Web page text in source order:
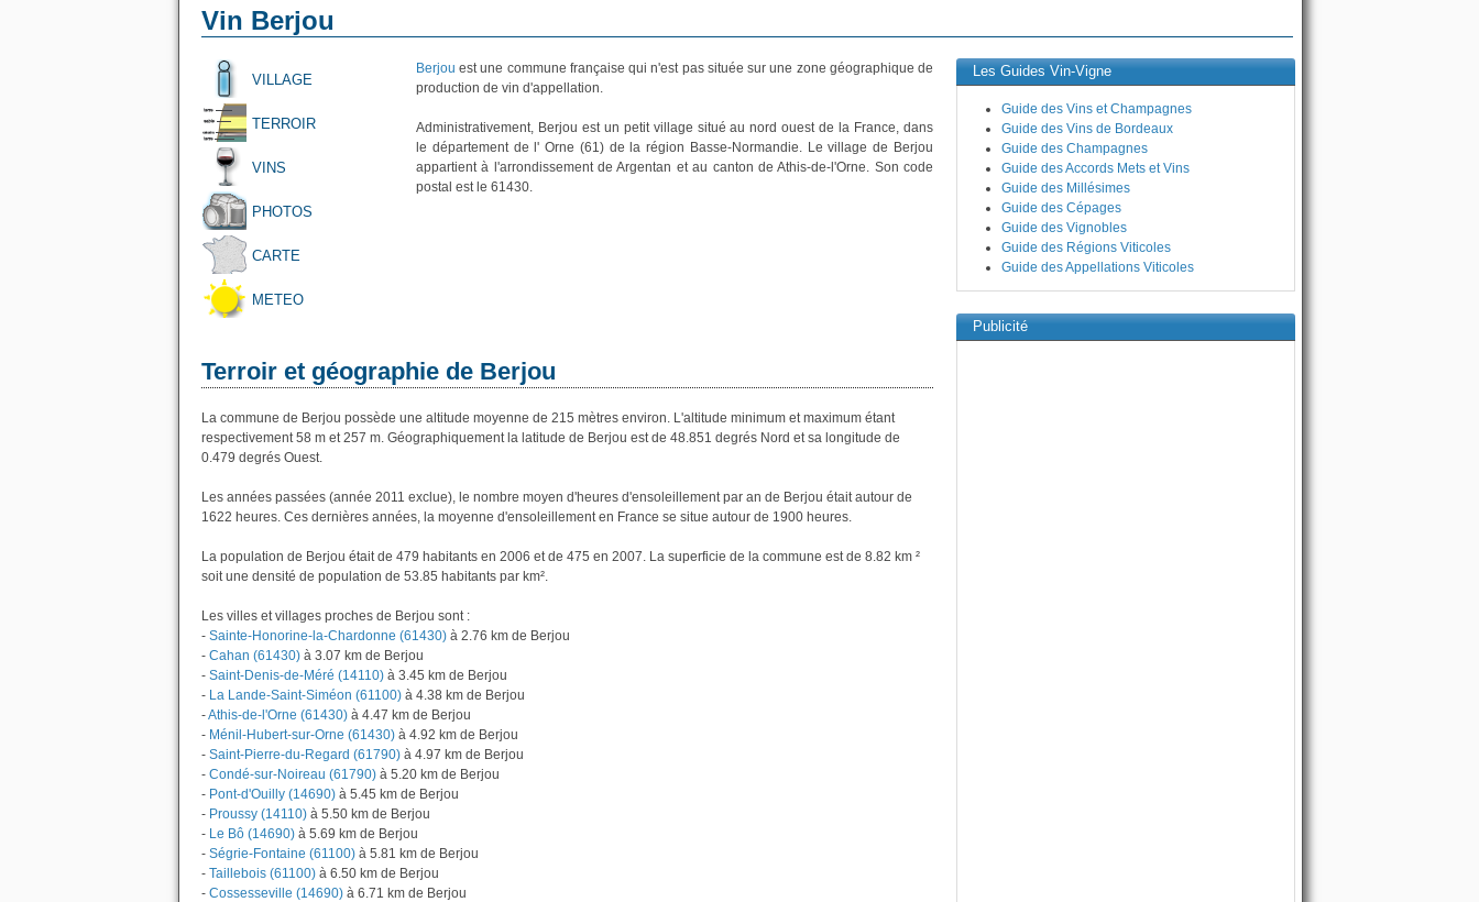
Vin Berjou
VILLAGE
TERROIR
VINS
PHOTOS
CARTE
METEO
Berjou est une commune française qui n'est pas située sur une zone géographique de
production de vin d'appellation.
Administrativement, Berjou est un petit village situé au nord ouest de la France, dans
le département de l' Orne (61) de la région Basse-Normandie. Le village de Berjou
appartient à l'arrondissement de Argentan et au canton de Athis-de-l'Orne. Son code
postal est le 61430.
Terroir et géographie de Berjou
La commune de Berjou possède une altitude moyenne de 215 mètres environ. L'altitude minimum et maximum étant
respectivement 58 m et 257 m. Géographiquement la latitude de Berjou est de 48.851 degrés Nord et sa longitude de
0.479 degrés Ouest.
Les années passées (année 2011 exclue), le nombre moyen d'heures d'ensoleillement par an de Berjou était autour de
1622 heures. Ces dernières années, la moyenne d'ensoleillement en France se situe autour de 1900 heures.
La population de Berjou était de 479 habitants en 2006 et de 475 en 2007. La superficie de la commune est de 8.82 km ²
soit une densité de population de 53.85 habitants par km².
Les villes et villages proches de Berjou sont :
- Sainte-Honorine-la-Chardonne (61430) à 2.76 km de Berjou
- Cahan (61430) à 3.07 km de Berjou
- Saint-Denis-de-Méré (14110) à 3.45 km de Berjou
- La Lande-Saint-Siméon (61100) à 4.38 km de Berjou
-Athis-de-l'Orne (61430) à 4.47 km de Berjou
- Ménil-Hubert-sur-Orne (61430) à 4.92 km de Berjou
- Saint-Pierre-du-Regard (61790) à 4.97 km de Berjou
- Condé-sur-Noireau (61790) à 5.20 km de Berjou
- Pont-d'Ouilly (14690) à 5.45 km de Berjou
- Proussy (14110) à 5.50 km de Berjou
- Le Bô (14690) à 5.69 km de Berjou
- Ségrie-Fontaine (61100) à 5.81 km de Berjou
- Taillebois (61100) à 6.50 km de Berjou
- Cossesseville (14690) à 6.71 km de Berjou
Les Guides Vin-Vigne
Guide des Vins et Champagnes
Guide des Vins de Bordeaux
Guide des Champagnes
Guide des Accords Mets et Vins
Guide des Millésimes
Guide des Cépages
Guide des Vignobles
Guide des Régions Viticoles
Guide des Appellations Viticoles
Publicité